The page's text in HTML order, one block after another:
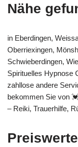
Nähe
in Eberdingen,
Oberriexingen,
Schwieberdingen,
Spirituelles Hypnose
zahllose andere
bekommen Sie von
– Reiki, Trauerhilfe,